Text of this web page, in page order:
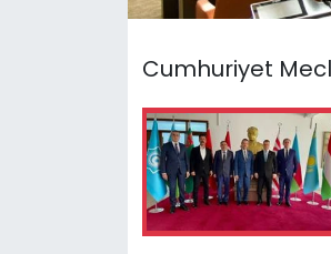
Cumhuriyet